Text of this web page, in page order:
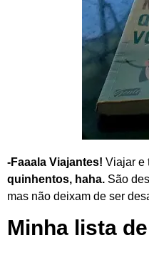
-Faaala Viajantes! Viajar e
quinhentos, haha. São
mas não deixam de ser
Minha lista